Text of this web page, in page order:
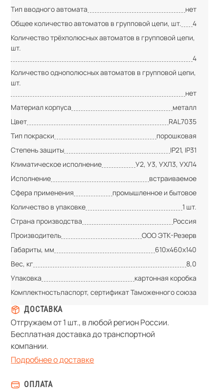
Тип вводного автомата
нет
Общее количество автоматов в групповой цепи, шт.
4
Количество трёхполюсных автоматов в групповой цепи,
шт.
4
Количество однополюсных автоматов в групповой цепи,
шт.
нет
Материал корпуса
металл
Цвет
RAL7035
Тип покраски
порошковая
Степень защиты
IP21, IP31
Климатическое исполнение
У2, У3, УХЛ3, УХЛ4
Исполнение
встраиваемое
Сфера применения
промышленное и бытовое
Количество в упаковке
1 шт.
Страна производства
Россия
Производитель
ООО ЭТК-Резерв
Габариты, мм
610х460х140
Вес, кг
8,0
Упаковка
картонная коробка
Комплектностьпаспорт, сертификат Таможенного союза
ДОСТАВКА
Отгружаем от 1 шт., в любой регион России.
Бесплатная доставка до транспортной
компании.
Подробнее о доставке
ОПЛАТА